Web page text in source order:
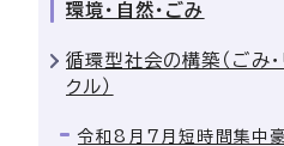
環境・自然・ごみ
循環型社会の構築（ごみ・
クル）
令和8月7月短時間集中